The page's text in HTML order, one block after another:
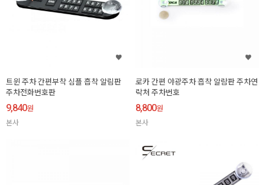
트윈 주차 간편부착 심플 흡착 알림판
주차전화번호판
9,840원
본사
로카 간편 야광주차 흡착 알람판 주차연
락처 주차번호
8,800원
본사